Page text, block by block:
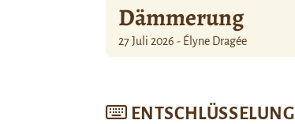
Dämmerung
27 Juli 2026 - Élyne Dragée
ENTSCHLÜSSELUNG